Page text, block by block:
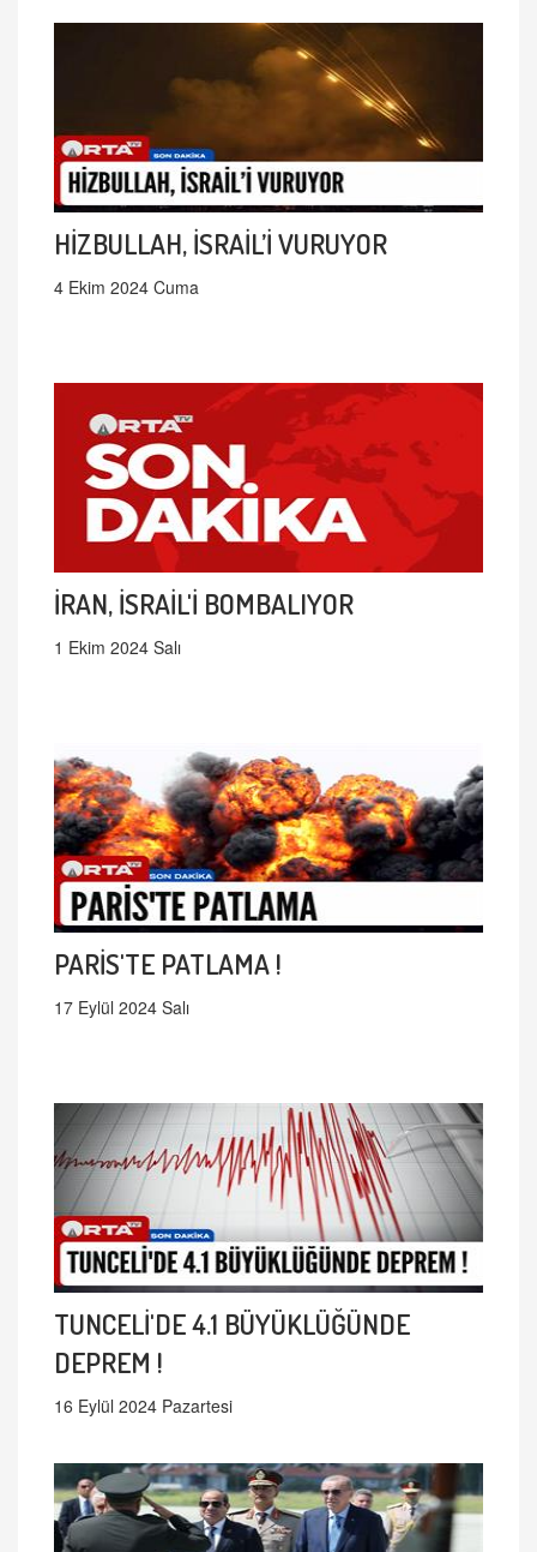
HİZBULLAH, İSRAİL’İ VURUYOR
4 Ekim 2024 Cuma
İRAN, İSRAİL'İ BOMBALIYOR
1 Ekim 2024 Salı
PARİS'TE PATLAMA !
17 Eylül 2024 Salı
TUNCELİ'DE 4.1 BÜYÜKLÜĞÜNDE
DEPREM !
16 Eylül 2024 Pazartesi